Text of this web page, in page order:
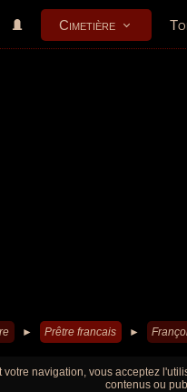
Cimetière
► Prêtre francais ►
votre navigation, vous acceptez
contenus ou